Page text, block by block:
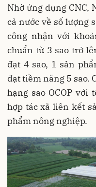
Nhờ ứng dụng CNC,
cả nước về số lượng
công nhận với
chuẩn từ 3 sao trở
đạt 4 sao, 1 sản
đạt tiềm năng 5 sao.
hạng sao OCOP với
hợp tác xã liên kết
phẩm nông nghiệp.